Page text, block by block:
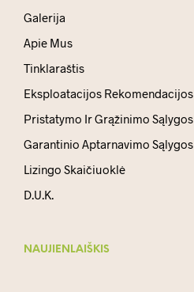
Galerija
Apie Mus
Tinklaraštis
Eksploatacijos Rekomendacijos
Pristatymo Ir Grąžinimo Sąlygos
Garantinio Aptarnavimo Sąlygos
Lizingo Skaičiuoklė
D.U.K.
NAUJIENLAIŠKIS